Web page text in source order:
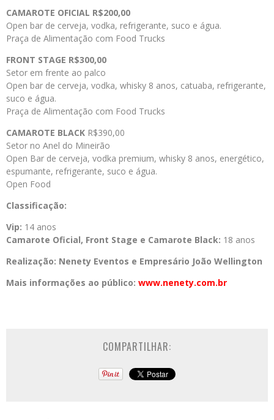
CAMAROTE OFICIAL R$200,00
Open bar de cerveja, vodka, refrigerante, suco e água.
Praça de Alimentação com Food Trucks
FRONT STAGE R$300,00
Setor em frente ao palco
Open bar de cerveja, vodka, whisky 8 anos, catuaba, refrigerante,
suco e água.
Praça de Alimentação com Food Trucks
CAMAROTE BLACK R$390,00
Setor no Anel do Mineirão
Open Bar de cerveja, vodka premium, whisky 8 anos, energético,
espumante, refrigerante, suco e água.
Open Food
Classificação:
Vip: 14 anos
Camarote Oficial, Front Stage e Camarote Black: 18 anos
Realização: Nenety Eventos e Empresário João Wellington
Mais informações ao público: www.nenety.com.br
COMPARTILHAR: